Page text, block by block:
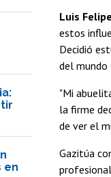
en
Luis
estos
Decidió
del mundo
"Mi
la firme
de ver el
Gazitúa